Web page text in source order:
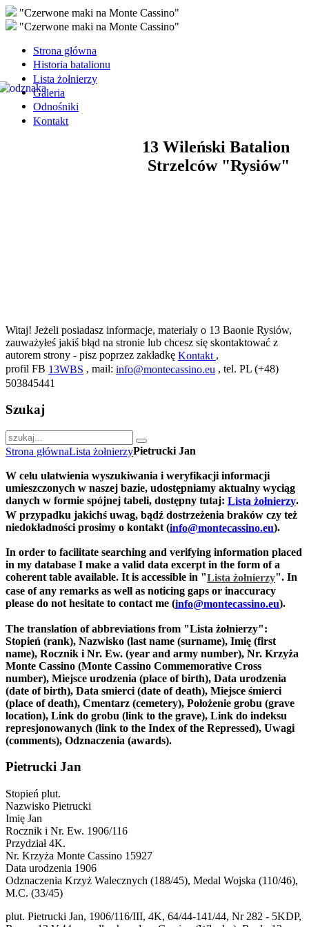
"Czerwone maki na Monte Cassino"
"Czerwone maki na Monte Cassino"
Strona główna
Historia batalionu
Lista żołnierzy
Galeria
Odnośniki
Kontakt
13 Wileński Batalion
Strzelców "Rysiów"
Witaj! Jeżeli posiadasz informacje, materiały o 13 Baonie Rysiów,
zauważyłeś jakiś błąd na stronie lub chcesz się skontaktować z
autorem strony - pisz poprzez zakładkę Kontakt ,
profil FB 13WBS , mail: info@montecassino.eu , tel. PL (+48)
503845441
Szukaj
Strona głównaLista żołnierzyPietrucki Jan
W celu ułatwienia wyszukiwania i weryfikacji informacji
umieszczonych w naszej bazie, udostępniamy aktualny wyciąg
danych w formie spójnej tabeli, dostępny tutaj: Lista żołnierzy.
W przypadku jakichś uwag, bądź dostrzeżenia braków czy też
niedokładności prosimy o kontakt (info@montecassino.eu).
In order to facilitate searching and verifying information placed
in my database I make a valid data excerpt in the form of a
coherent table available. It is accessible in "Lista żołnierzy". In
case of any remarks as well as noticing gaps or inaccuracy
please do not hesitate to contact me (info@montecassino.eu).
The translation of abbreviations from "Lista żołnierzy":
Stopień (rank), Nazwisko (last name (surname), Imię (first
name), Rocznik i Nr. Ew. (year and army number), Nr. Krzyża
Monte Cassino (Monte Cassino Commemorative Cross
number), Miejsce urodzenia (place of birth), Data urodzenia
(date of birth), Data smierci (date of death), Miejsce śmierci
(place of death), Cmentarz (cemetery), Położenie grobu (grave
location), Link do grobu (link to the grave), Link do indeksu
represjonowanych (link to the Index of the Repressed), Uwagi
(comments), Odznaczenia (awards).
Pietrucki Jan
Stopień plut.
Nazwisko Pietrucki
Imię Jan
Rocznik i Nr. Ew. 1906/116
Przydział 4K.
Nr. Krzyża Monte Cassino 15927
Data urodzenia 1906
Odznaczenia Krzyż Walecznych (188/45), Medal Wojska (110/46),
M.C. (33/45)
plut. Pietrucki Jan, 1906/116/III, 4K, 64/44-141/44, Nr 282 - 5KDP,